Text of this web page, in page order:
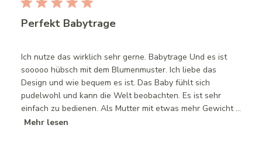
Perfekt Babytrage
Ich nutze das wirklich sehr gerne. Babytrage Und es ist
sooooo hübsch mit dem Blumenmuster. Ich liebe das
Design und wie bequem es ist. Das Baby fühlt sich
pudelwohl und kann die Welt beobachten. Es ist sehr
einfach zu bedienen. Als Mutter mit etwas mehr Gewicht ...
Mehr lesen